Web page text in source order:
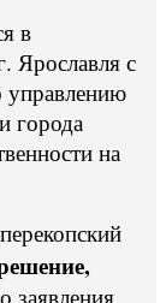
в
Ярославля с
управлению
города
на
заявления